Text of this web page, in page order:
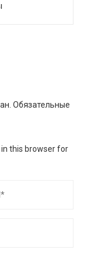
Обязательные
this browser for